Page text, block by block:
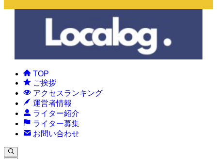
TOP
ご挨拶
アクセスランキング
運営者情報
ライター紹介
ライター募集
お問い合わせ